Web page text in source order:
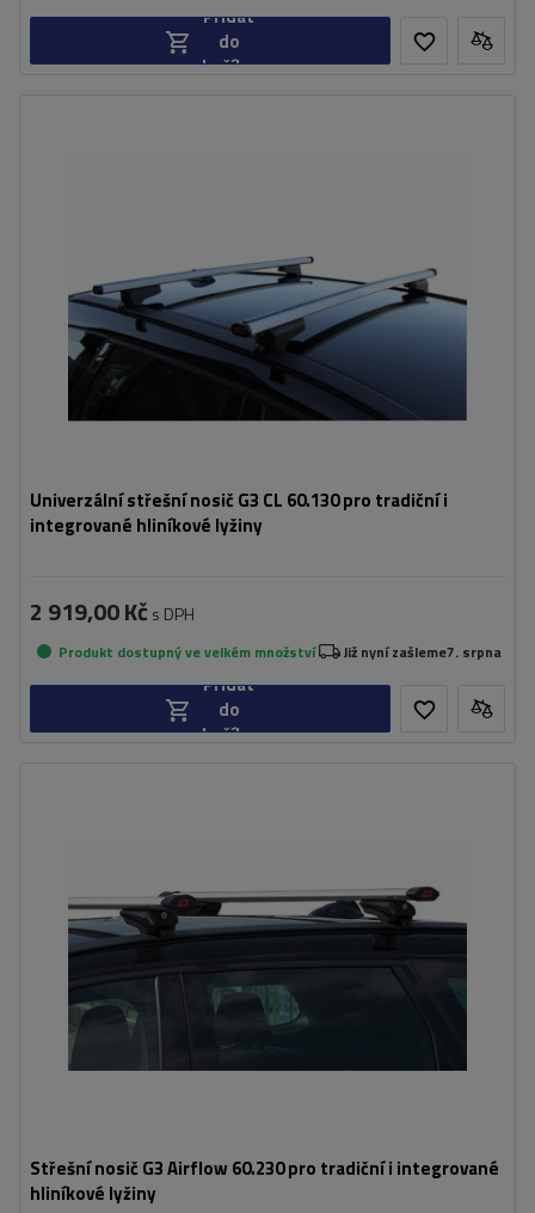
Přidat
do
košíku
Univerzální střešní nosič G3 CL 60.130 pro tradiční i
integrované hliníkové lyžiny
2 919,00 Kč s DPH
Produkt dostupný ve velkém množství Již nyní zašleme7. srpna
Přidat
do
košíku
Střešní nosič G3 Airflow 60.230 pro tradiční i integrované
hliníkové lyžiny